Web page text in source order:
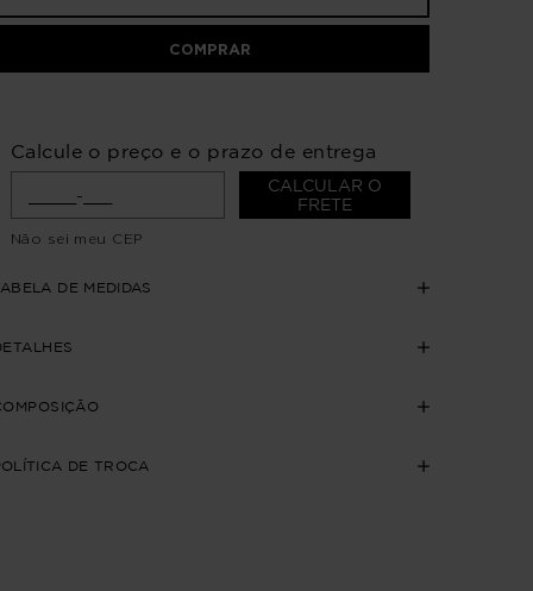
COMPRAR
Calcule o preço e o prazo de entrega
CALCULAR O
FRETE
Não sei meu CEP
DE MEDIDAS
DE TROCA